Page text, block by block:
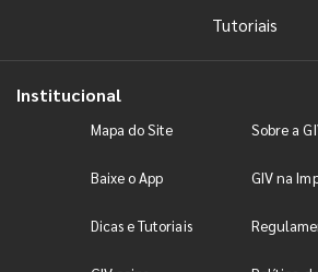
Tutoriais
Institucional
Mapa do Site Sobre a
Baixe o App GIV na
Dicas e Tutoriais